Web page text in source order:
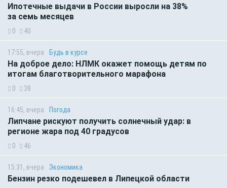
Ипотечные выдачи в России выросли на 38%
за семь месяцев
0 40
17:55, вчера Будь в курсе
На доброе дело: НЛМК окажет помощь детям по
итогам благотворительного марафона
0 38
16:45, вчера Погода
Липчане рискуют получить солнечный удар: в
регионе жара под 40 градусов
0 46
15:31, вчера Экономика
Бензин резко подешевел в Липецкой области